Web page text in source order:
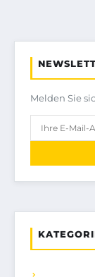
Melden Sie